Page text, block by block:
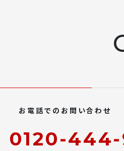
お電話でのお問い合わせ
0120-